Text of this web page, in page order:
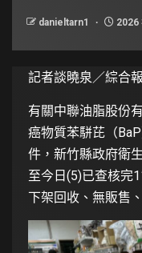
danieltarn1 2026
記者談曉泉／綜合
有關中聯油脂股份
癌物質苯駢芘（
件，新竹縣政府衛
至今日(5)已查核完
下架回收、無販售